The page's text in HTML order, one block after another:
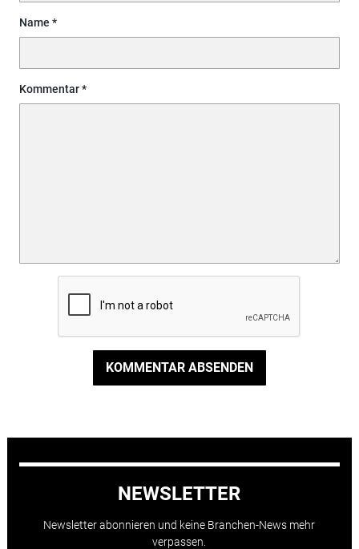
Name
Kommentar
KOMMENTAR ABSENDEN
NEWSLETTER
Newsletter abonnieren und keine Branchen-News mehr
verpassen.